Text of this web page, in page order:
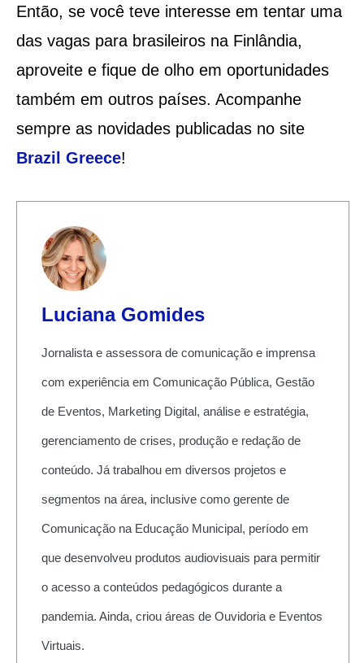
Então, se você teve interesse em tentar uma
das vagas para brasileiros na Finlândia,
aproveite e fique de olho em oportunidades
também em outros países. Acompanhe
sempre as novidades publicadas no site
Brazil Greece!
Luciana Gomides
Jornalista e assessora de comunicação e imprensa
com experiência em Comunicação Pública, Gestão
de Eventos, Marketing Digital, análise e estratégia,
gerenciamento de crises, produção e redação de
conteúdo. Já trabalhou em diversos projetos e
segmentos na área, inclusive como gerente de
Comunicação na Educação Municipal, período em
que desenvolveu produtos audiovisuais para permitir
o acesso a conteúdos pedagógicos durante a
pandemia. Ainda, criou áreas de Ouvidoria e Eventos
Virtuais.